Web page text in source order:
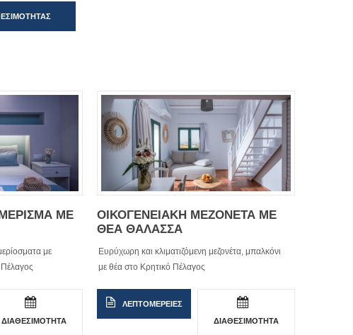
ΜΕ
με
ΔΙΑΘΕΣΙΜΟΤΗΤΑ
ΟΙΚΟΓΕΝΕΙΑΚΗ ΜΕΖΟΝΕΤΑ ΜΕ
ΘΕΑ ΘΑΛΑΣΣΑ
Ευρύχωρη και κλιματιζόμενη μεζονέτα, μπαλκόνι
με θέα στο Κρητικό Πέλαγος
ΛΕΠΤΟΜΕΡΕΙΕΣ
ΔΙΑΘΕΣΙΜΟΤΗΤΑ